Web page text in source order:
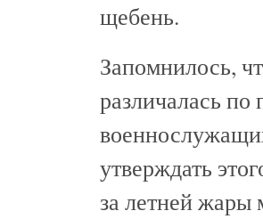
щебень.
Запомнилось,
различалась
утверждать
за летней жары